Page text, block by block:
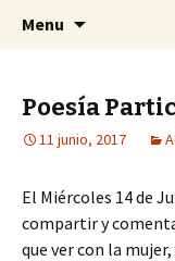
CSR
Centro Social
Menu
Poesía
11 junio, 2017
El Miércoles 14 de
compartir y
que ver con la